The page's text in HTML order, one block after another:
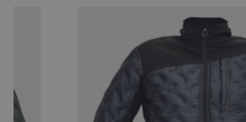
NECLASIFICATE